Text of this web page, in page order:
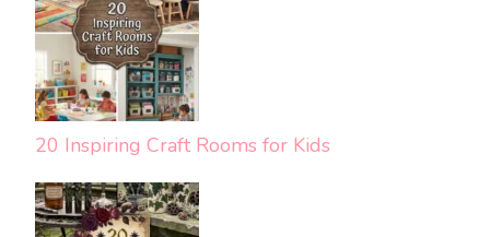
20 Inspiring Craft Rooms for Kids